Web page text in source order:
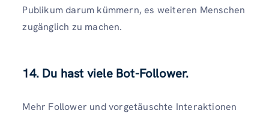
Publikum darum kümmern, es weiteren Menschen
zugänglich zu machen.
14. Du hast viele Bot-Follower.
Mehr Follower und vorgetäuschte Interaktionen